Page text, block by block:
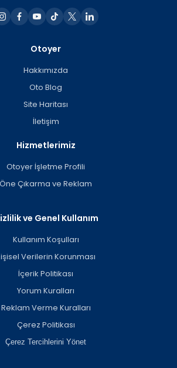
Otoyer
Hakkımızda
Oto Blog
Site Haritası
İletişim
Hizmetlerimiz
Otoyer İşletme Profili
Öne Çıkarma ve Reklam
ve Genel Kullanım
Kullanım Koşulları
Verilerin Korunması
İçerik Politikası
Yorum Kuralları
Reklam Verme Kuralları
Çerez Politikası
Çerez Tercihlerini Yönet